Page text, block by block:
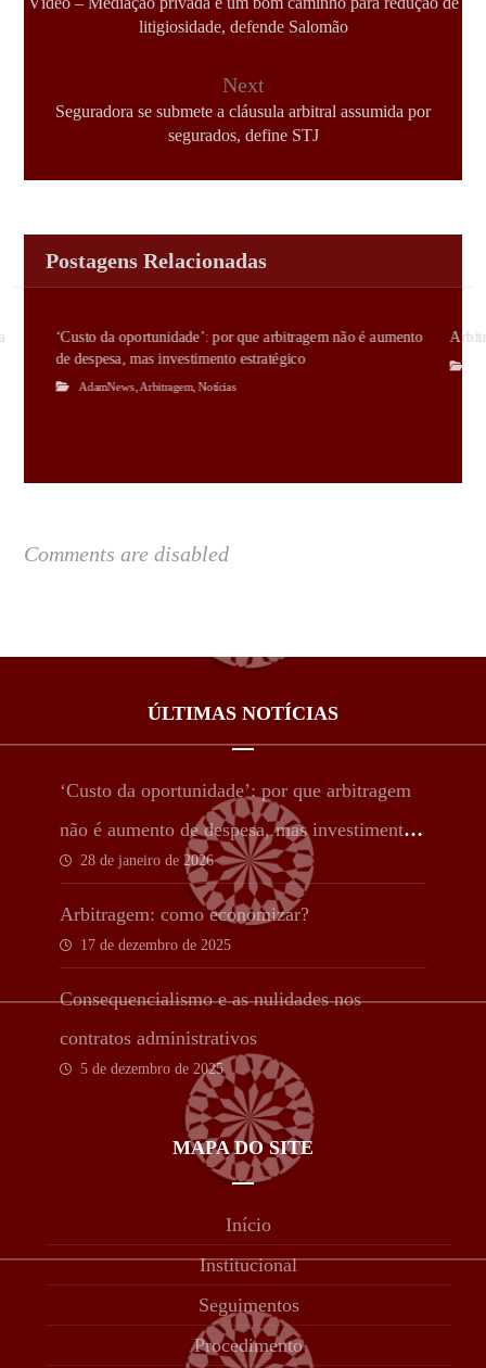
litigiosidade, defende Salomão
Next
Seguradora se submete a cláusula arbitral assumida por
segurados, define STJ
Postagens Relacionadas
‘Custo da oportunidade’: por que arbitragem não é aumento
de despesa, mas investimento estratégico
AdamNews,Arbitragem,Notícias
Comments are disabled
ÚLTIMAS NOTÍCIAS
‘Custo da oportunidade’: por que arbitragem
não é aumento de despesa, mas investimento
estratégico
28 de janeiro de 2026
Arbitragem: como economizar?
17 de dezembro de 2025
Consequencialismo e as nulidades nos
contratos administrativos
5 de dezembro de 2025
MAPA DO SITE
Início
Institucional
Seguimentos
Procedimento